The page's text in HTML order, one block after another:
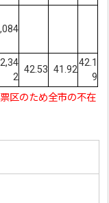
2
42.53 41.92
42.1
9
区のため全市の不在